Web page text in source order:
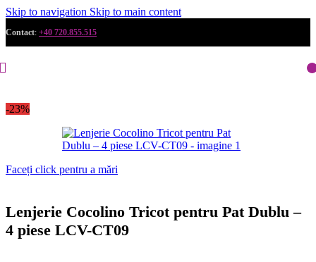
Skip to navigation Skip to main content
Contact: +40 720.855.515
-23%
Faceți click pentru a mări
Lenjerie Cocolino Tricot pentru Pat Dublu –
4 piese LCV-CT09